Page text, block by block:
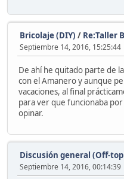
Bricolaje (DIY) / Re:Taller
Septiembre 14, 2016, 15:25:44
De ahí he quitado parte de
con el Amanero y aunque
vacaciones, al final
para ver que funcionaba
opinar.
Discusión general (Off-
Septiembre 14, 2016, 00:14:39